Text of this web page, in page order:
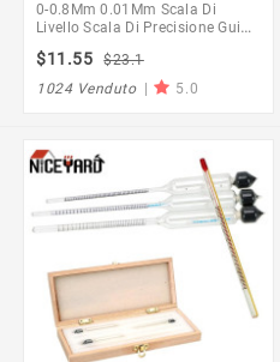
0-0.8Mm 0.01Mm Scala Di
Livello Scala Di Precisione Guide
Indicatore Prova Quadrante
Indicatore Quadrante Strumento
Di Misura
$11.55
$23.1
1024 Venduto | 5.0